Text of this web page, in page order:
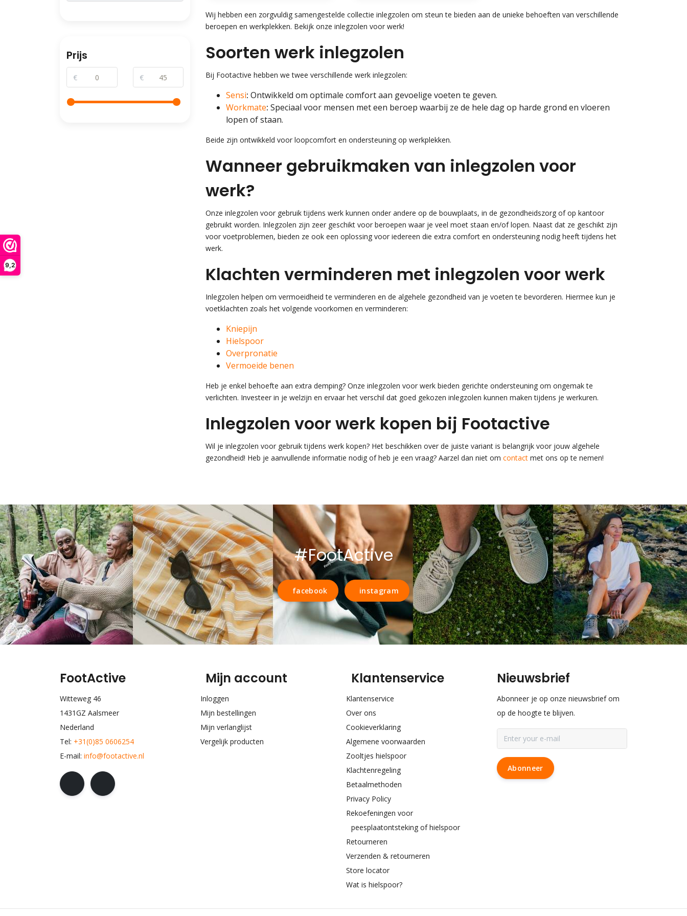
9,2
Wij hebben een zorgvuldig samengestelde collectie inlegzolen om steun te bieden aan de unieke behoeften van verschillende
beroepen en werkplekken. Bekijk onze inlegzolen voor werk!
Soorten werk inlegzolen
Bij Footactive hebben we twee verschillende werk inlegzolen:
Sensi: Ontwikkeld om optimale comfort aan gevoelige voeten te geven.
Workmate: Speciaal voor mensen met een beroep waarbij ze de hele dag op harde grond en vloeren
lopen of staan.
Beide zijn ontwikkeld voor loopcomfort en ondersteuning op werkplekken.
Wanneer gebruikmaken van inlegzolen voor
werk?
Onze inlegzolen voor gebruik tijdens werk kunnen onder andere op de bouwplaats, in de gezondheidszorg of op kantoor
gebruikt worden. Inlegzolen zijn zeer geschikt voor beroepen waar je veel moet staan en/of lopen. Naast dat ze geschikt zijn
voor voetproblemen, bieden ze ook een oplossing voor iedereen die extra comfort en ondersteuning nodig heeft tijdens het
werk.
Klachten verminderen met inlegzolen voor werk
Inlegzolen helpen om vermoeidheid te verminderen en de algehele gezondheid van je voeten te bevorderen. Hiermee kun je
voetklachten zoals het volgende voorkomen en verminderen:
Kniepijn
Hielspoor
Overpronatie
Vermoeide benen
Heb je enkel behoefte aan extra demping? Onze inlegzolen voor werk bieden gerichte ondersteuning om ongemak te
verlichten. Investeer in je welzijn en ervaar het verschil dat goed gekozen inlegzolen kunnen maken tijdens je werkuren.
Inlegzolen voor werk kopen bij Footactive
Wil je inlegzolen voor gebruik tijdens werk kopen? Het beschikken over de juiste variant is belangrijk voor jouw algehele
gezondheid! Heb je aanvullende informatie nodig of heb je een vraag? Aarzel dan niet om contact met ons op te nemen!
Prijs
€ €
#FootActive
facebook instagram
FootActive
Witteweg 46
1431GZ Aalsmeer
Nederland
Tel: +31(0)85 0606254
E-mail: info@footactive.nl
Mijn account
Inloggen
Mijn bestellingen
Mijn verlanglijst
Vergelijk producten
Klantenservice
Klantenservice
Over ons
Cookieverklaring
Algemene voorwaarden
Zooltjes hielspoor
Klachtenregeling
Betaalmethoden
Privacy Policy
Rekoefeningen voor
peesplaatontsteking of hielspoor
Retourneren
Verzenden & retourneren
Store locator
Wat is hielspoor?
Nieuwsbrief
Abonneer je op onze nieuwsbrief om
op de hoogte te blijven.
Abonneer